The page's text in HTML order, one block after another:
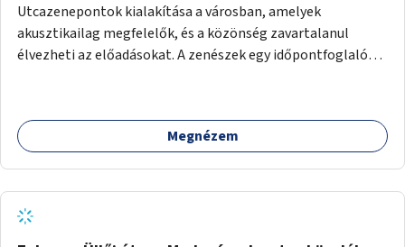
Utcazenepontok kialakítása a városban, amelyek
akusztikailag megfelelők, és a közönség zavartalanul
élvezheti az előadásokat. A zenészek egy időpontfoglalón
Megnézem